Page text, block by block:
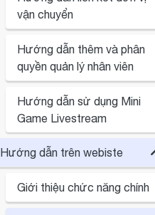
vận chuyển
Hướng dẫn thêm và phân
quyền quản lý nhân viên
Hướng dẫn sử dụng Mini
Game Livestream
Hướng dẫn trên webiste
Giới thiệu chức năng chính